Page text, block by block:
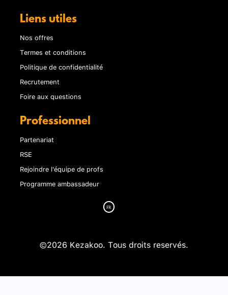
Liens utiles
Nos offres
Termes et conditions
Politique de confidentialité
Recrutement
Foire aux questions
Professionnel
Partenariat
RSE
Rejoindre l'équipe de profs
Programme ambassadeur
©2026 Kezakoo. Tous droits reservés.